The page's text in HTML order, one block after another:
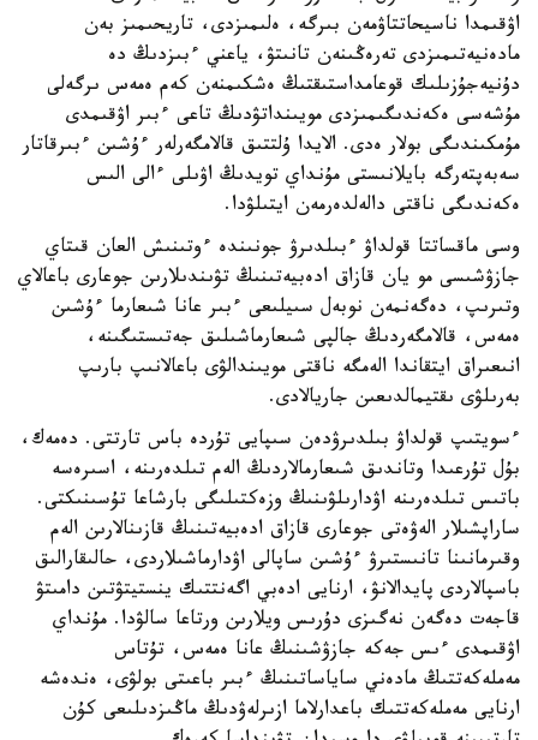
اۋقىمدا ناسيحاتتاۋمەن بىرگە، ەلىمىزدى، تاريحىمىز بەن
مادەنيەتىمىزدى تەرەڭىنەن تانىتۋ، ياعني ءبىزدىڭ دە
دۇنيەجۇزىلىك قوعامداستىقتىڭ ەشكىمنەن كەم ەمەس ىرگەلى
مۇشەسى ەكەندىگىمىزدى مويىنداتۋدىڭ تاعى ءبىر اۋقىمدى
مۇمكىندىگى بولار ەدى. الايدا ۇلتتىق قالامگەرلەر ءۇشىن ءبىرقاتار
سەبەپتەرگە بايلانىستى مۇنداي تويدىڭ اۋىلى ءالى الىس
ەكەندىگى ناقتى دالەلدەرمەن ايتىلۋدا.
وسى ماقساتتا قولداۋ ءبىلدىرۋ جونىندە ءوتىنىش العان قىتاي
جازۋشىسى مو يان قازاق ادەبيەتىنىڭ تۋىندىلارىن جوعارى باعالاي
وتىرىپ، دەگەنمەن نوبەل سىيلىعى ءبىر عانا شىعارما ءۇشىن
ەمەس، قالامگەردىڭ جالپى شىعارماشىلىق جەتىستىگىنە،
انىعىراق ايتقاندا الەمگە ناقتى مويىندالۋى باعالانىپ بارىپ
بەرىلۋى ىقتيمالدىعىن جاريالادى.
ءسويتىپ قولداۋ بىلدىرۋدەن سىپايى تۇردە باس تارتتى. دەمەك،
بۇل تۇرعىدا وتاندىق شىعارمالاردىڭ الەم تىلدەرىنە، اسىرەسە
باتىس تىلدەرىنە اۋدارىلۋىنىڭ وزەكتىلىگى بارشاعا تۇسىنىكتى.
ساراپشىلار الەۋەتى جوعارى قازاق ادەبيەتىنىڭ قازىنالارىن الەم
وقىرمانىنا تانىستىرۋ ءۇشىن ساپالى اۋدارماشىلاردى، حالىقارالىق
باسپالاردى پايدالانۋ، ارنايى ادەبي اگەنتتىك ينستيتۋتىن دامىتۋ
قاجەت دەگەن نەگىزى دۇرىس ويلارىن ورتاعا سالۋدا. مۇنداي
اۋقىمدى ءىس جەكە جازۋشىنىڭ عانا ەمەس، تۇتاس
مەملەكەتتىڭ مادەني ساياساتىنىڭ ءبىر باعىتى بولۋى، ەندەشە
ارنايى مەملەكەتتىك باعدارلاما ازىرلەۋدىڭ ماڭىزدىلىعى كۇن